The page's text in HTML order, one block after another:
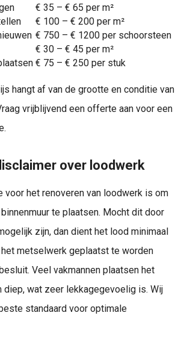
€ 35 – € 65 per m²
€ 100 – € 200 per m²
€ 750 – € 1200 per schoorsteen
€ 30 – € 45 per m²
€ 75 – € 250 per stuk
hangt af van de grootte en conditie van
vrijblijvend een offerte aan voor een
over loodwerk
voor het renoveren van loodwerk is om
te plaatsen. Mocht dit door
zijn, dan dient het lood minimaal
metselwerk geplaatst te worden
Veel vakmannen plaatsen het
wat zeer lekkagegevoelig is. Wij
standaard voor optimale